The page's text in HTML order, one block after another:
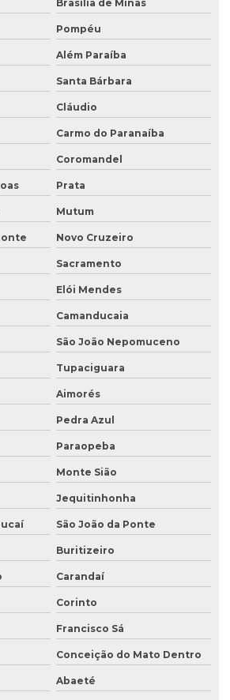
para atividades agropecuárias
de atividades rurais
de barragens
condomínio residencial
para construção civil
para empresas
de fábricas
industrial
para lava jatos
licença prévia
para loteamento
para loteamento urbano
para mineração
para movimentação de terra
de oficina mecânica
para postos de combustíveis
de rodovias
trifásico
em unidades de conservação
urbano
líquidos
detalhada
Brasília de Minas
Pompéu
Além Paraíba
Santa Bárbara
Cláudio
Carmo do Paranaíba
Coromandel
Prata
Mutum
Novo Cruzeiro
Sacramento
Elói Mendes
Camanducaia
São João Nepomuceno
Tupaciguara
Aimorés
Pedra Azul
Paraopeba
Monte Sião
Jequitinhonha
São João da Ponte
Buritizeiro
Carandaí
Corinto
Francisco Sá
Conceição do Mato Dentro
Abaeté